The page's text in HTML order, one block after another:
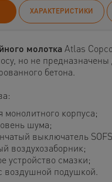
ХАРАКТЕРИСТИКИ
молоткаAtlas
но не
бетона.
монолитного корпуса;
шума;
выключатель
воздухозаборник;
устройство смазки;
воздушной подушкой.